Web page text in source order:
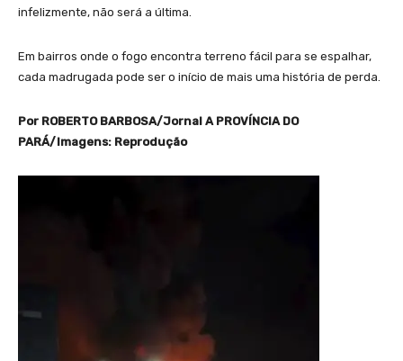
infelizmente, não será a última.
Em bairros onde o fogo encontra terreno fácil para se espalhar,
cada madrugada pode ser o início de mais uma história de perda.
Por ROBERTO BARBOSA/Jornal A PROVÍNCIA DO
PARÁ/Imagens: Reprodução